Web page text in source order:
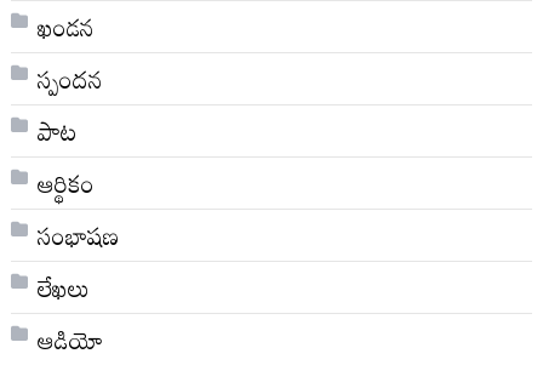
ఖండన
స్పందన
పాట
ఆర్థికం
సంభాషణ
లేఖలు
ఆడియో